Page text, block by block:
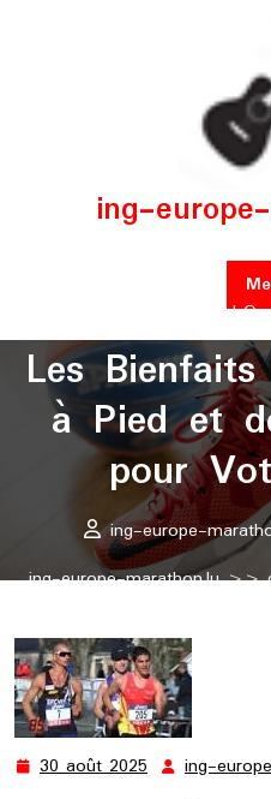
ing-
Posted
Les
à Pied et
pour
ing-europe-
ing-europe-marathon.lu>>
30 août 2025 30 ing-